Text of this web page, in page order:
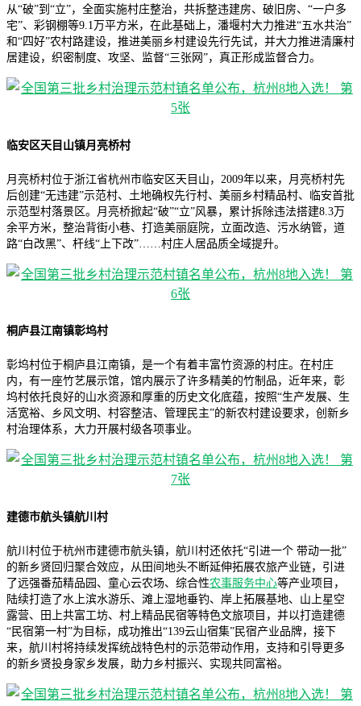
从“破”到“立”，全面实施村庄整治，共拆整违建房、破旧房、“一户多
宅”、彩钢棚等9.1万平方米，在此基础上，潘堰村大力推进“五水共治”
和“四好”农村路建设，推进美丽乡村建设先行先试，并大力推进清廉村
居建设，织密制度、攻坚、监督“三张网”，真正形成监督合力。
临安区天目山镇月亮桥村
月亮桥村位于浙江省杭州市临安区天目山，2009年以来，月亮桥村先
后创建“无违建”示范村、土地确权先行村、美丽乡村精品村、临安首批
示范型村落景区。月亮桥掀起“破”“立”风暴，累计拆除违法搭建8.3万
余平方米，整治背街小巷、打造美丽庭院，立面改造、污水纳管，道
路“白改黑”、杆线“上下改”……村庄人居品质全域提升。
桐庐县江南镇彰坞村
彰坞村位于桐庐县江南镇，是一个有着丰富竹资源的村庄。在村庄
内，有一座竹艺展示馆，馆内展示了许多精美的竹制品，近年来，彰
坞村依托良好的山水资源和厚重的历史文化底蕴，按照“生产发展、生
活宽裕、乡风文明、村容整洁、管理民主”的新农村建设要求，创新乡
村治理体系，大力开展村级各项事业。
建德市航头镇航川村
航川村位于杭州市建德市航头镇，航川村还依托“引进一个 带动一批”
的新乡贤回归聚合效应，从田间地头不断延伸拓展农旅产业链，引进
了远强番茄精品园、童心云农场、综合性农事服务中心等产业项目，
陆续打造了水上滨水游乐、滩上湿地垂钓、岸上拓展基地、山上星空
露营、田上共富工坊、村上精品民宿等特色文旅项目，并以打造建德
“民宿第一村”为目标，成功推出“139云山宿集”民宿产业品牌，接下
来，航川村将持续发挥统战特色村的示范带动作用，支持和引导更多
的新乡贤投身家乡发展，助力乡村振兴、实现共同富裕。